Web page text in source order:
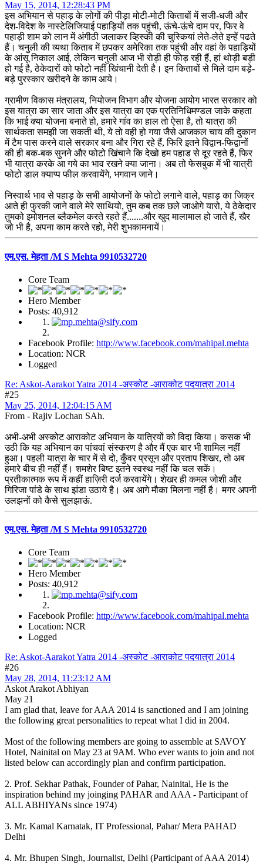
May 15, 2014, 12:28:43 PM
इस अभियान से पहाड़ के लोगों की पीड़ा मोटी-मोटी किताबों में सजी-धजी और
देश-विदेश के नास्टेलिजियाई पहाड़ियों तक पहुंची, ऊंचे-ऊंचे दाम पर, फिर वे
पहाड़ी शाम को लान में अंगीठी जलाकर व्हिस्की की चुस्कियां लेते-लेते इन्हें पढते
हैं। चनुली की व्यथा किताब में छपकर अमेरिका तक पहुंची और वहां के पहाड़ियों
के आंसू निकाल आई, लेकिन चनुली आज भी रोड़ी ही फोड़ रही हैं, हां थोड़ी बड़ी
हो गई है, ठेकेदारों को फोटो नहीं खिंचानी देती है। इन किताबों से मिले दाम बड़े-
बड़े पुरस्कार खरीदने के काम आये।
ग्रामीण विकास मंत्रालय, नियोजन विभाग और योजना आयोग भारत सरकार को
इस यात्रा का सार जाता और इस यात्रा का एक प्रतिनिधिमण्डल जाके कहता
कि भाई क्या योजना बनाते हो, हमारे गांव का हाल तो ऐसा है, तो यात्रा की
सार्थकता समझी जा सकती थी, ये तो वही हो गया जैसे आजकल चाय की दुकान
में टैम पास करने वाले सरकार बना और गिरा रहे हैं, फिरि इतने विद्वान-फिद्वानों
की ही बक-बक सुनने और फोटो खिंचाने कि देखो हम पहाड से दूर रहते हैं, फिर
भी यात्रा करके आ गये का भाव रखने क्या जाना। अब तो फेसबुक में भी यात्री
फोटो डाल क्याप्प फील करवायेंगे, भगवान जाने।
निस्वार्थ भाव से पहाड़ के सभी आयोजनों के फोटो लगाने वाले, पहाड़ का जिक्र
आते ही फुरकी जाने वाले मेरे साथियो, तुम कब तक छले जाओगे यारो, ये ठेकेदार
तुमको इमोशनल ब्लैकमेल करते रहते हैं.......और खुद मालामाल हो जाते हैं, खैर
जो भी है, अपना काम करते रहो, मेरी शुभकामनायें।
एम.एस. मेहता /M S Mehta 9910532720
Core Team
Hero Member
Posts: 40,912
Facebook Profile: http://www.facebook.com/mahipal.mehta
Location: NCR
Logged
Re: Askot-Aarakot Yatra 2014 -अस्कोट -आराकोट पदयात्रा 2014
#25
May 25, 2014, 12:04:15 AM
From - Rajiv Lochan SAh.
अभी-अभी अस्कोट आराकोट अभियान के यात्रियों को विदा किया। कसक भी
उठी कि यह अभियान का पांचवां संस्करण है और मैं एक बार भी शामिल नहीं
हुआ। पहली यात्रा के चार में से दो, कुँवर प्रसून और प्रताप शिखर, तो अब
हमारे बीच ही नहीं हैं। शमशेर बिष्ट इतने स्वस्थ नहीं कि चल सकें।
प्रतीकात्मक रूप में कहीं हाज़िरी दर्ज करवायेंगे। शेखर ही कमल जोशी और
गिरिजा पांडे के साथ झंडा उठाये है। अब आगे मौका मिलना नहीं है। मगर अपनी
उलझनों को कैसे सुलझाऊं.
एम.एस. मेहता /M S Mehta 9910532720
Core Team
Hero Member
Posts: 40,912
Facebook Profile: http://www.facebook.com/mahipal.mehta
Location: NCR
Logged
Re: Askot-Aarakot Yatra 2014 -अस्कोट -आराकोट पदयात्रा 2014
#26
May 28, 2014, 11:23:12 AM
Askot Arakot Abhiyan
May 21
I am glad that, leave for AAA 2014 is sanctioned and I am joining
the following great personalities to repeat what I did in 2004.
Most of the following members are going to assemble at SAVOY
Hotel, Nainital on May 23 at 9AM. Who ever wants to join and not
listed below can accordingly plan and confirm participation.
2. Prof. Sekhar Pathak, Founder of Pahar, Nainital, He is the
inspiration behind my joinging PAHAR and AAA - Participant of
ALL ABHIYANs since 1974)
3. Mr. Kamal Karnatak, IT Professional, Pahar/ Mera PAHAD
Delhi
4. Mr. Bhupen Singh, Journalist, Delhi (Participant of AAA 2014)